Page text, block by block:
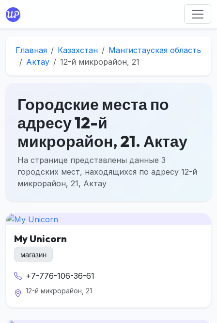
Главная Казахстан
Мангистауская область
Актау
12-й микрорайон, 21
Городские места по
адресу 12-й
микрорайон, 21. Актау
На странице представлены данные 3
городских мест, находящихся по адресу 12-й
микрорайон, 21, Актау
My Unicorn
магазин
+7-776-106-36-61
12-й микрорайон, 21